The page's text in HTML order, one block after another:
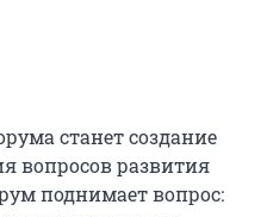
станет создание
вопросов развития
поднимает вопрос: